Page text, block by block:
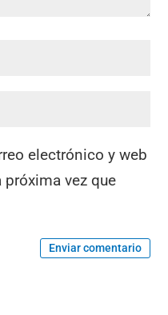
electrónico y web
próxima vez que
Enviar comentario